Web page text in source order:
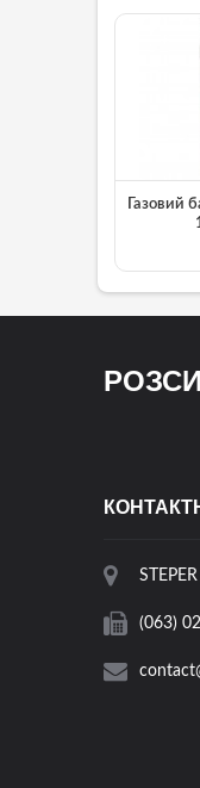
Газовий
(063)